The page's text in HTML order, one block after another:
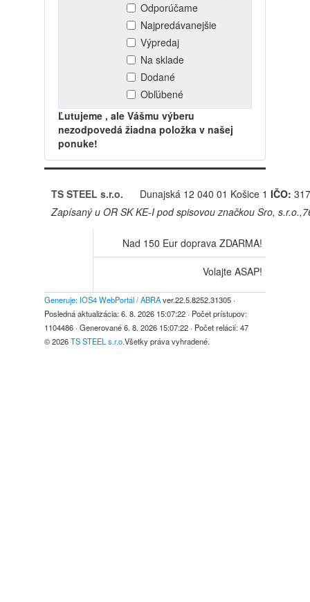
Odporúčame
Najpredávanejšie
Výpredaj
Na sklade
Dodané
Obľúbené
Ľutujeme , ale Vášmu výberu
nezodpovedá žiadna položka v našej
ponuke!
TS STEEL s.r.o. Dunajská 12 040 01 Košice 1 IČO:
Zapísaný u OR SK KE-I pod spisovou značkou Sro,
Nad 150 Eur doprava ZDARMA!
Volajte ASAP!
Generuje: IOS4 WebPortál / ABRAver.22.5.8252.31305 ·
Posledná aktualizácia:6. 8. 2026 15:07:22 · Počet prístupov:
1104486 · Generované6. 8. 2026 15:07:22 · Počet relácií:47
© 2026TS STEEL s.r.o.Všetky práva vyhradené.